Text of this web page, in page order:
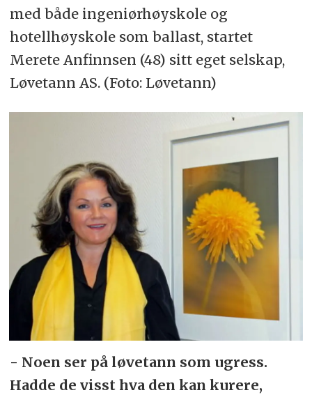
med både ingeniørhøyskole og
hotellhøyskole som ballast, startet
Merete Anfinnsen (48) sitt eget selskap,
Løvetann AS. (Foto: Løvetann)
- Noen ser på løvetann som ugress.
Hadde de visst hva den kan kurere,